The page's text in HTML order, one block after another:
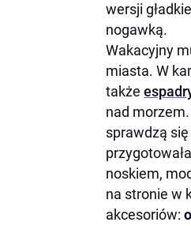
wersji
nogawką.
Wakacyjny
miasta. W
także
nad
sprawdzą
noskiem,
na stronie w
akcesoriów: